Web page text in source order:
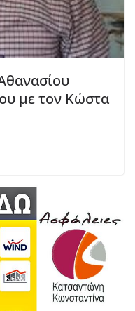
με τον Κώστα